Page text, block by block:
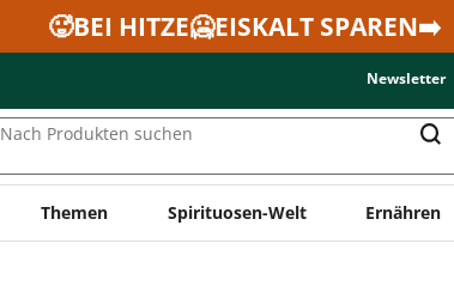
🥵BEI HITZE🥶EISKALT SPAREN➡️
Newsletter
Nach Produkten suchen
Themen Spirituosen-Welt Ernähren